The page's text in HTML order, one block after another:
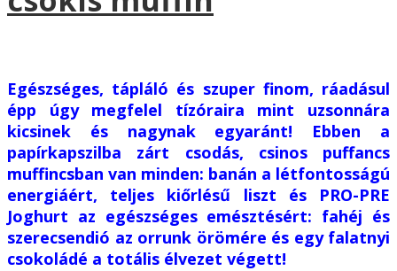
Egészséges, tápláló és szuper finom, ráadásul
épp úgy megfelel tízóraira mint uzsonnára
kicsinek és nagynak egyaránt! Ebben a
papírkapszilba zárt csodás, csinos puffancs
muffincsban van minden: banán a létfontosságú
energiáért, teljes kiőrlésű liszt és PRO-PRE
Joghurt az egészséges emésztésért: fahéj és
szerecsendió az orrunk örömére és egy falatnyi
csokoládé a totális élvezet végett!